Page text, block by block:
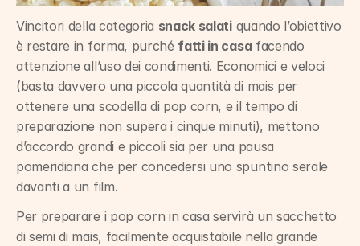
Vincitori della categoria snack salati quando l’obiettivo
è restare in forma, purché fatti in casa facendo
attenzione all’uso dei condimenti. Economici e veloci
(basta davvero una piccola quantità di mais per
ottenere una scodella di pop corn, e il tempo di
preparazione non supera i cinque minuti), mettono
d’accordo grandi e piccoli sia per una pausa
pomeridiana che per concedersi uno spuntino serale
davanti a un film.
Per preparare i pop corn in casa servirà un sacchetto
di semi di mais, facilmente acquistabile nella grande